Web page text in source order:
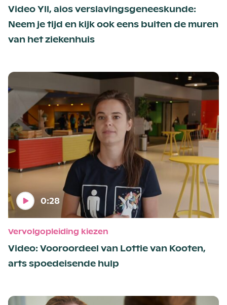
Video Yll, aios verslavingsgeneeskunde:
Neem je tijd en kijk ook eens buiten de muren
van het ziekenhuis
0:28
Vervolgopleiding kiezen
Video: Vooroordeel van Lottie van Kooten,
arts spoedeisende hulp